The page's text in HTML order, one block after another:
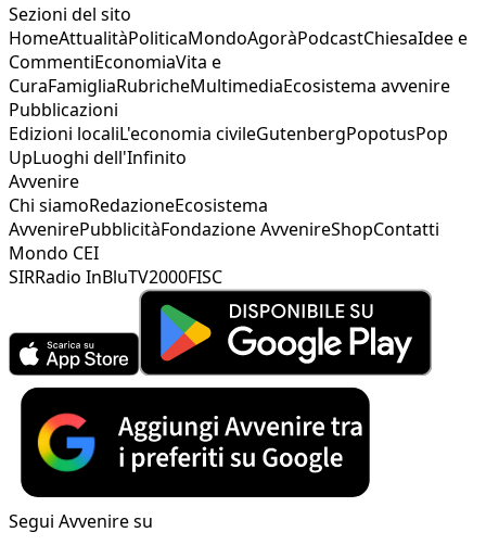
Sezioni del sito
HomeAttualitàPoliticaMondoAgoràPodcastChiesaIdee e
CommentiEconomiaVita e
CuraFamigliaRubricheMultimediaEcosistema avvenire
Pubblicazioni
Edizioni localiL'economia civileGutenbergPopotusPop
UpLuoghi dell'Infinito
Avvenire
Chi siamoRedazioneEcosistema
AvvenirePubblicitàFondazione AvvenireShopContatti
Mondo CEI
SIRRadio InBluTV2000FISC
Segui Avvenire su